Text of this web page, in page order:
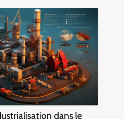
dans le